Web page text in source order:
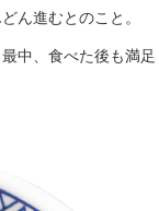
ん進むとのこと。
中、食べた後も満足